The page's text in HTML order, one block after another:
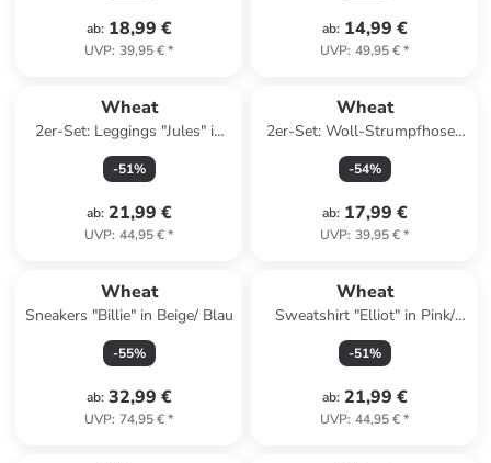
ab: 18,99 €
UVP: 39,95 €*
ab: 14,99 €
UVP: 49,95 €*
Wheat
2er-Set: Leggings "Jules" in
Lila
-51%
ab: 21,99 €
UVP: 44,95 €*
Wheat
2er-Set: Woll-Strumpfhosen
in Dunkelblau/ Hellbraun
-54%
ab: 17,99 €
UVP: 39,95 €*
Wheat
Sneakers "Billie" in Beige/ Blau
-55%
ab: 32,99 €
UVP: 74,95 €*
Wheat
Sweatshirt "Elliot" in Pink/
Creme
-51%
ab: 21,99 €
UVP: 44,95 €*